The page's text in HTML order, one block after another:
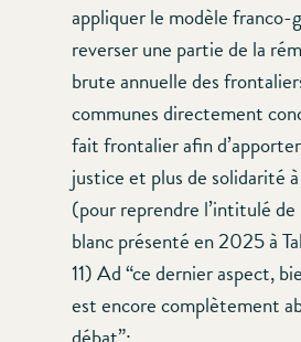
appliquer le modèle franco-
reverser une partie de la
brute annuelle des
communes directement
fait frontalier afin
justice et plus de solidarité
(pour reprendre l’intitulé
blanc présenté en 2025 à
11) Ad “ce dernier aspect,
est encore complètement